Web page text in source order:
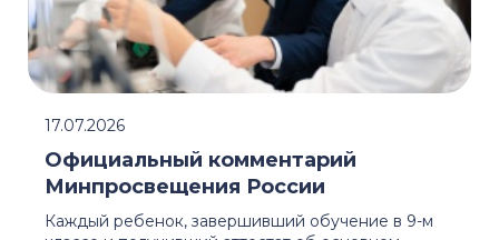
Каждый ребенок, завершивший обучение в 9-м
Официальный комментарий
Минпросвещения России
17.07.2026